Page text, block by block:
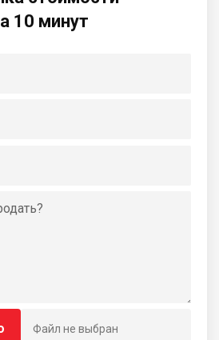
10 минут
Файл не выбран